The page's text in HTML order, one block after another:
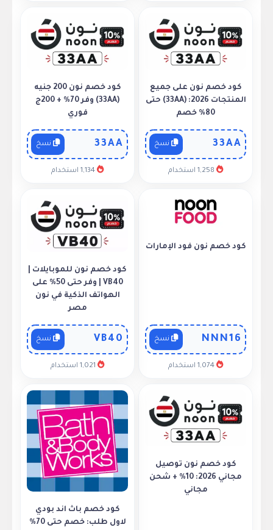
كود خصم نون على جميع
المنتجات 2026: (33AA) حتى
80% خصم
33AA
كود خصم نون 200 جنيه
(33AA) وفر 70% + 200ج
فوري
33AA
كود خصم نون فود الإمارات
NNN16
كود خصم نون للموبايلات |
VB40 | وفر حتى 50% على
الهواتف الذكية في نون
مصر
VB40
كود خصم نون توصيل
مجاني 2026: 10% + شحن
مجاني
كود خصم باث اند بودي
لاول طلب: خصم حتى 70%